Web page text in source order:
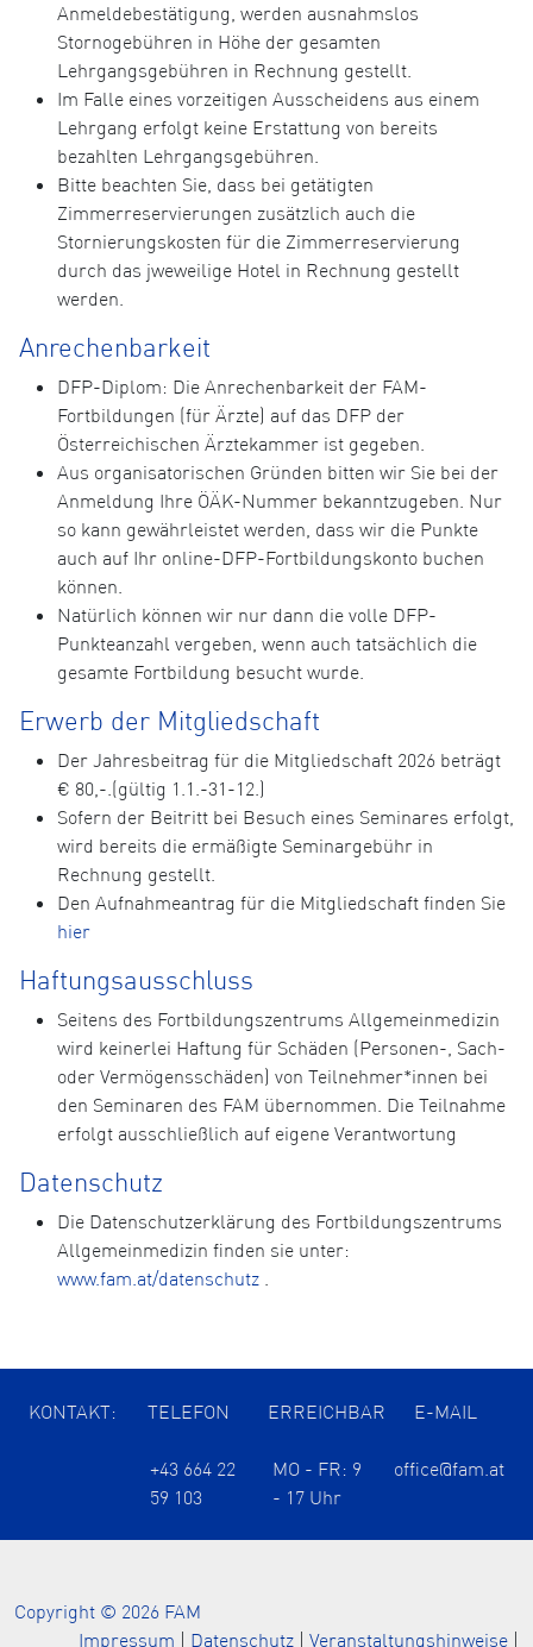
Anmeldebestätigung, werden ausnahmslos
Stornogebühren in Höhe der gesamten
Lehrgangsgebühren in Rechnung gestellt.
Im Falle eines vorzeitigen Ausscheidens aus einem
Lehrgang erfolgt keine Erstattung von bereits
bezahlten Lehrgangsgebühren.
Bitte beachten Sie, dass bei getätigten
Zimmerreservierungen zusätzlich auch die
Stornierungskosten für die Zimmerreservierung
durch das jweweilige Hotel in Rechnung gestellt
werden.
Anrechenbarkeit
DFP-Diplom: Die Anrechenbarkeit der FAM-
Fortbildungen (für Ärzte) auf das DFP der
Österreichischen Ärztekammer ist gegeben.
Aus organisatorischen Gründen bitten wir Sie bei der
Anmeldung Ihre ÖÄK-Nummer bekanntzugeben. Nur
so kann gewährleistet werden, dass wir die Punkte
auch auf Ihr online-DFP-Fortbildungskonto buchen
können.
Natürlich können wir nur dann die volle DFP-
Punkteanzahl vergeben, wenn auch tatsächlich die
gesamte Fortbildung besucht wurde.
Erwerb der Mitgliedschaft
Der Jahresbeitrag für die Mitgliedschaft 2026 beträgt
€ 80,-.(gültig 1.1.-31-12.)
Sofern der Beitritt bei Besuch eines Seminares erfolgt,
wird bereits die ermäßigte Seminargebühr in
Rechnung gestellt.
Den Aufnahmeantrag für die Mitgliedschaft finden Sie
hier
Haftungsausschluss
Seitens des Fortbildungszentrums Allgemeinmedizin
wird keinerlei Haftung für Schäden (Personen-, Sach-
oder Vermögensschäden) von Teilnehmer*innen bei
den Seminaren des FAM übernommen. Die Teilnahme
erfolgt ausschließlich auf eigene Verantwortung
Datenschutz
Die Datenschutzerklärung des Fortbildungszentrums
Allgemeinmedizin finden sie unter:
www.fam.at/datenschutz .
KONTAKT: TELEFON ERREICHBAR E-MAIL
+43 664 22
59 103
MO - FR: 9
- 17 Uhr
office@fam.at
Copyright © 2026 FAM
Impressum
Datenschutz Veranstaltungshinweise